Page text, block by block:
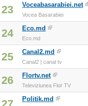
23 Voceabasarabiei.net
Vocea Basarabiei
24 Eco.md
Eco.md
25 Canal2.md
Canal2 | canal tv
26 Flortv.net
Televiziunea Flor TV
27 Politik.md